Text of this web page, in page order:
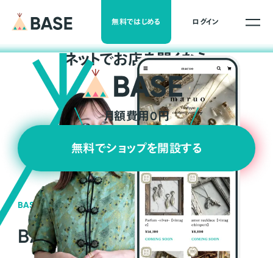
無料ではじめる ログイン
ネットでお店を開くなら
月額費用0円
無料でショップを開設する
BASEの強み
BASEが強い3つの理由